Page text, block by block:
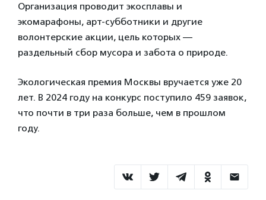
Организация проводит экосплавы и
экомарафоны, арт-субботники и другие
волонтерские акции, цель которых —
раздельный сбор мусора и забота о природе.
Экологическая премия Москвы вручается уже 20
лет. В 2024 году на конкурс поступило 459 заявок,
что почти в три раза больше, чем в прошлом
году.